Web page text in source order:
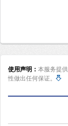
使用声明： 本服务提
性做出任何保证。